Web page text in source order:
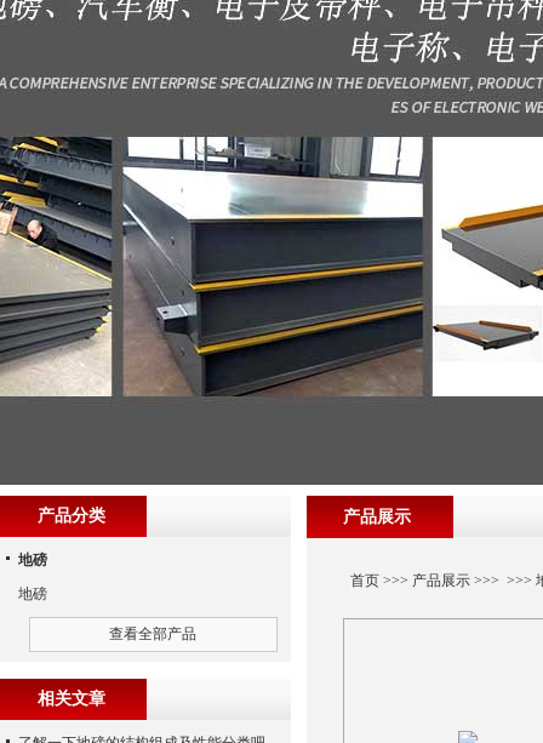
产品展示
首页>>> 产品展示>>> >>>
产品分类
地磅
地磅
查看全部产品
相关文章